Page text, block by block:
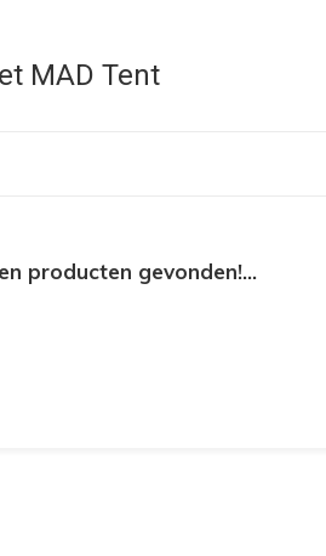
MAD Tent
producten gevonden!...